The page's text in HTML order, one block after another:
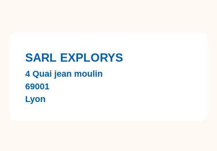
SARL EXPLORYS
4 Quai jean moulin
69001
Lyon